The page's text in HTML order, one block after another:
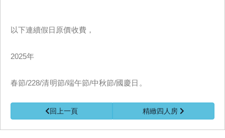
以下連續假日原價收費，
2025年
春節/228/清明節/端午節/中秋節/國慶日。
回上一頁 精緻四人房